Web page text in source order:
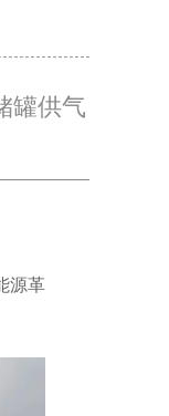
罐供气
源革